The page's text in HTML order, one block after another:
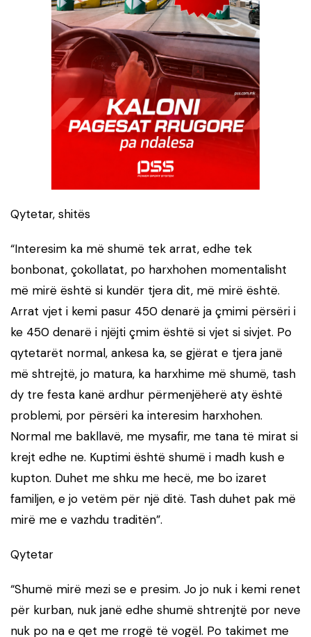
Qytetar, shitës
“Interesim ka më shumë tek arrat, edhe tek
bonbonat, çokollatat, po harxhohen momentalisht
më mirë është si kundër tjera dit, më mirë është.
Arrat vjet i kemi pasur 450 denarë ja çmimi përsëri i
ke 450 denarë i njëjti çmim është si vjet si sivjet. Po
qytetarët normal, ankesa ka, se gjërat e tjera janë
më shtrejtë, jo matura, ka harxhime më shumë, tash
dy tre festa kanë ardhur përmenjëherë aty është
problemi, por përsëri ka interesim harxhohen.
Normal me bakllavë, me mysafir, me tana të mirat si
krejt edhe ne. Kuptimi është shumë i madh kush e
kupton. Duhet me shku me hecë, me bo izaret
familjen, e jo vetëm për një ditë. Tash duhet pak më
mirë me e vazhdu traditën”.
Qytetar
“Shumë mirë mezi se e presim. Jo jo nuk i kemi renet
për kurban, nuk janë edhe shumë shtrenjtë por neve
nuk po na e qet me rrogë të vogël. Po takimet me